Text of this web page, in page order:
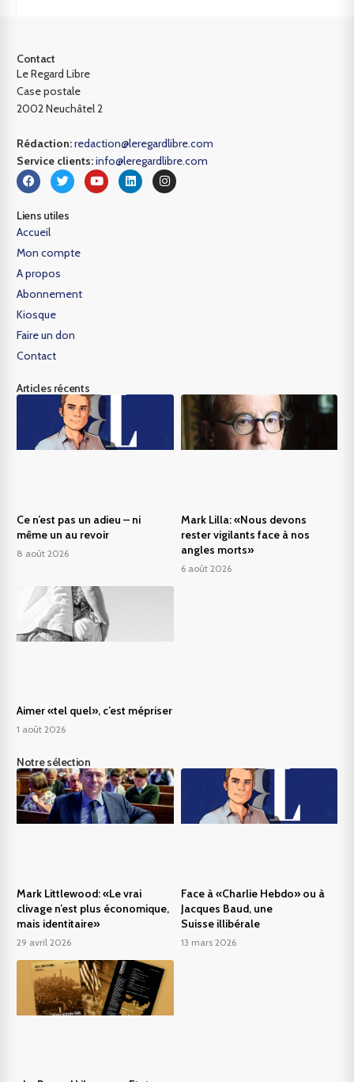
Contact
Le Regard Libre
Case postale
2002 Neuchâtel 2
Rédaction:redaction@leregardlibre.com
Service clients:info@leregardlibre.com
Liens utiles
Accueil
Mon compte
A propos
Abonnement
Kiosque
Faire un don
Contact
Articles récents
Ce n’est pas un adieu – ni
même un au revoir
8 août 2026
Mark Lilla: «Nous devons
rester vigilants face à nos
angles morts»
6 août 2026
Aimer «tel quel», c’est mépriser
1 août 2026
Notre sélection
Mark Littlewood: «Le vrai
clivage n’est plus économique,
mais identitaire»
29 avril 2026
Face à «Charlie Hebdo» ou à
Jacques Baud, une
Suisse illibérale
13 mars 2026